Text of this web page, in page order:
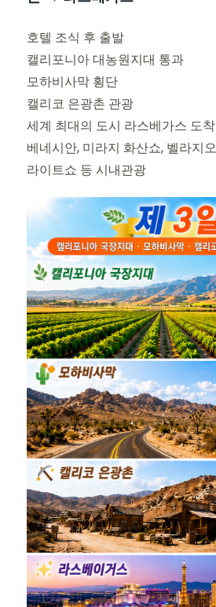
호텔 조식 후 출발
캘리포니아 대농원지대 통과
모하비사막 횡단
캘리코 은광촌 관광
세계 최대의 도시 라스베가스 도착
베네시안, 미라지 화산쇼, 벨라지
라이트쇼 등 시내관광